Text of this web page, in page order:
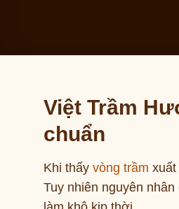
Việt Trầm
chuẩn
Khi thấy vòng trầm xuất
Tuy nhiên nguyên